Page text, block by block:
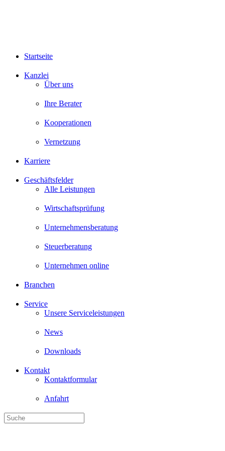
Startseite
Kanzlei
Über uns
Ihre Berater
Kooperationen
Vernetzung
Karriere
Geschäftsfelder
Alle Leistungen
Wirtschaftsprüfung
Unternehmensberatung
Steuerberatung
Unternehmen online
Branchen
Service
Unsere Serviceleistungen
News
Downloads
Kontakt
Kontaktformular
Anfahrt